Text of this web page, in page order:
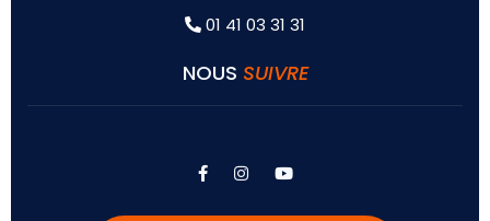
01 41 03 31 31
NOUS SUIVRE
facebookinstagramyoutube